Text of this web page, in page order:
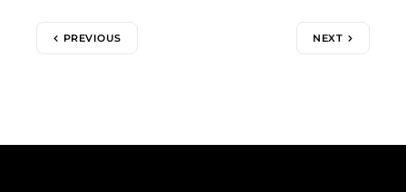
PREVIOUS NEXT